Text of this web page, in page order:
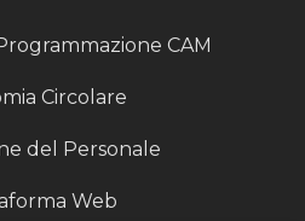
CAM
Circolare
del Personale
Web